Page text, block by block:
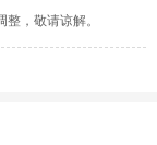
，敬请谅解。